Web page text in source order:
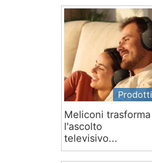
Prodotti
Meliconi trasforma
l'ascolto
televisivo...